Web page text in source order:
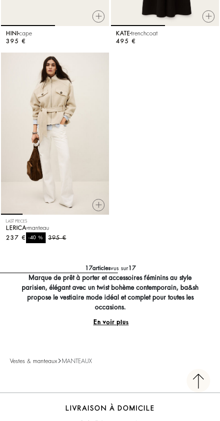
HINI cape
395 €
KATE trenchcoat
495 €
LAST PIECES
LERICA manteau
395 €
-40%
237 €
17articlesvus sur17
Marque de prêt à porter et accessoires féminins au style
parisien, élégant avec un twist bohème contemporain, ba&sh
propose le vestiaire mode idéal et complet pour toutes les
occasions.
En voir plus
Vestes & manteaux MANTEAUX
LIVRAISON À DOMICILE